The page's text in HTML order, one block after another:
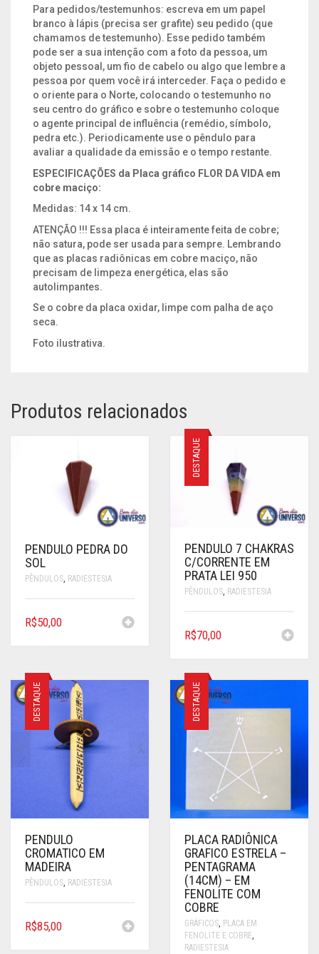
Para pedidos/testemunhos: escreva em um papel
branco à lápis (precisa ser grafite) seu pedido (que
chamamos de testemunho). Esse pedido também
pode ser a sua intenção com a foto da pessoa, um
objeto pessoal, um fio de cabelo ou algo que lembre a
pessoa por quem você irá interceder. Faça o pedido e
o oriente para o Norte, colocando o testemunho no
seu centro do gráfico e sobre o testemunho coloque
o agente principal de influência (remédio, símbolo,
pedra etc.). Periodicamente use o pêndulo para
avaliar a qualidade da emissão e o tempo restante.
ESPECIFICAÇÕES da Placa gráfico FLOR DA VIDA em
cobre maciço:
Medidas: 14 x 14 cm.
ATENÇÃO !!! Essa placa é inteiramente feita de cobre;
não satura, pode ser usada para sempre. Lembrando
que as placas radiônicas em cobre maciço, não
precisam de limpeza energética, elas são
autolimpantes.
Se o cobre da placa oxidar, limpe com palha de aço
seca.
Foto ilustrativa.
Produtos relacionados
PENDULO PEDRA DO
SOL
PÊNDULOS, RADIESTESIA
R$50,00
DESTAQUE
PENDULO 7 CHAKRAS
C/CORRENTE EM
PRATA LEI 950
PÊNDULOS, RADIESTESIA
R$70,00
DESTAQUE
PENDULO
CROMATICO EM
MADEIRA
PÊNDULOS, RADIESTESIA
R$85,00
DESTAQUE
PLACA RADIÔNICA
GRAFICO ESTRELA –
PENTAGRAMA
(14CM) – EM
FENOLITE COM
COBRE
GRÁFICOS, PLACA EM
FENOLITE E COBRE,
RADIESTESIA